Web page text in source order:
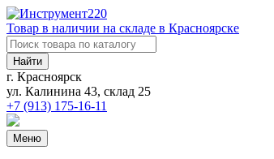
Товар в наличии на складе в Красноярске
Найти
г. Красноярск
ул. Калинина 43, склад 25
+7 (913) 175-16-11
Меню